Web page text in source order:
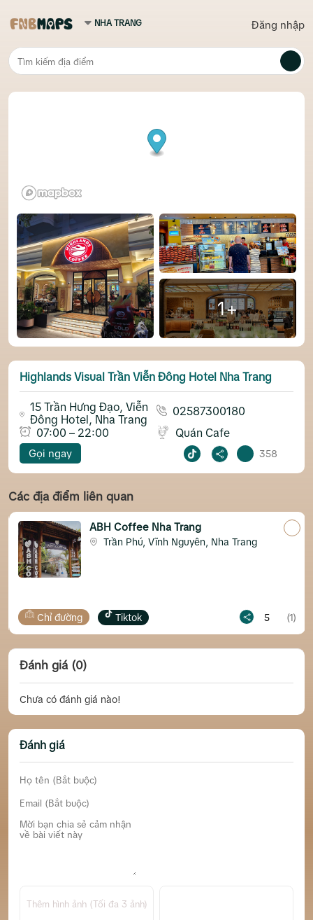
Đăng nhập
1+
Highlands Visual Trần Viễn Đông Hotel Nha Trang
15 Trần Hưng Đạo, Viễn
Đông Hotel, Nha Trang
02587300180
07:00 – 22:00
Quán Cafe
Gọi ngay 358
Các địa điểm liên quan
ABH Coffee Nha Trang
Trần Phú, Vĩnh Nguyên, Nha Trang
Chỉ đường Tiktok 5 (1)
Đánh giá (0)
Chưa có đánh giá nào!
Đánh giá
Thêm hình ảnh (Tối đa 3 ảnh)